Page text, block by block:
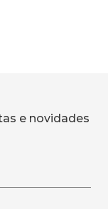
e novidades